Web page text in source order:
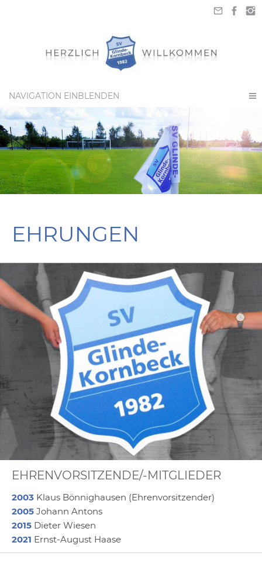
NAVIGATION EINBLENDEN
EHRUNGEN
EHRENVORSITZENDE/-MITGLIEDER
2003 Klaus Bönnighausen (Ehrenvorsitzender)
2005 Johann Antons
2015 Dieter Wiesen
2021 Ernst-August Haase